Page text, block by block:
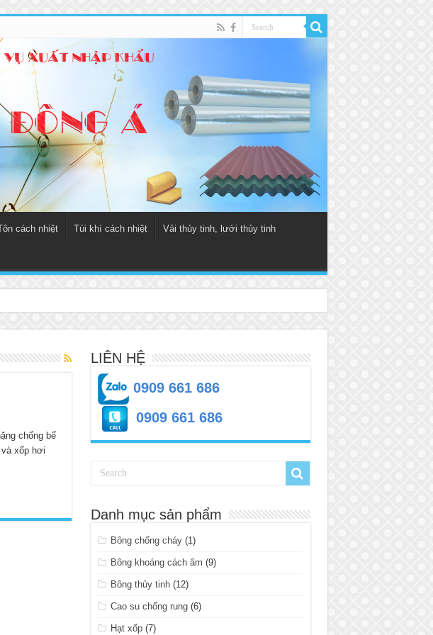
cách nhiệt Túi khí cách nhiệt Vải thủy tinh, lưới thủy tinh
chống bể
xốp hơi
LIÊN HỆ
0909 661 686
0909 661 686
Danh mục sản phẩm
Bông chống cháy (1)
Bông khoáng cách âm (9)
Bông thủy tinh (12)
Cao su chống rung (6)
Hạt xốp (7)